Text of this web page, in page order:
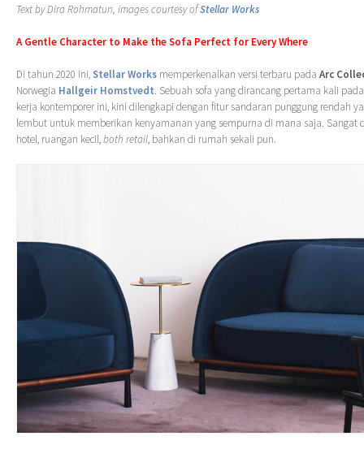
Text by Dira Rohmatun, images courtesy ofStellar Works
A Gentle Character to Make the Sofa Perfect for Every Where
Di tahun 2020 ini, Stellar Works memperkenalkan versi terbaru pada Arc
Norwegia Hallgeir Homstvedt. Sebuah sofa yang dirancang pertama kali
kerja kontemporer ini, kini dilengkapi dengan fitur sandaran punggung rendah
lembut untuk memberikan kenyamanan yang sempurna di mana saja. Sangat
hotel, ruangan kecil,both retail, bahkan di rumah sekali pun.